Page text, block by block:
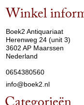
Winkel
Boek2 Antiquariaat
Herenweg 24 (unit 3)
3602 AP Maarssen
Nederland
0654380560
info@boek2.nl